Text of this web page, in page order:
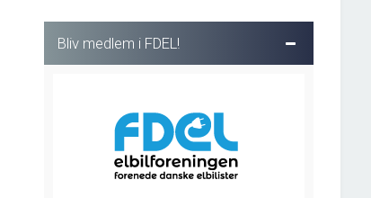
Bliv medlem i FDEL!